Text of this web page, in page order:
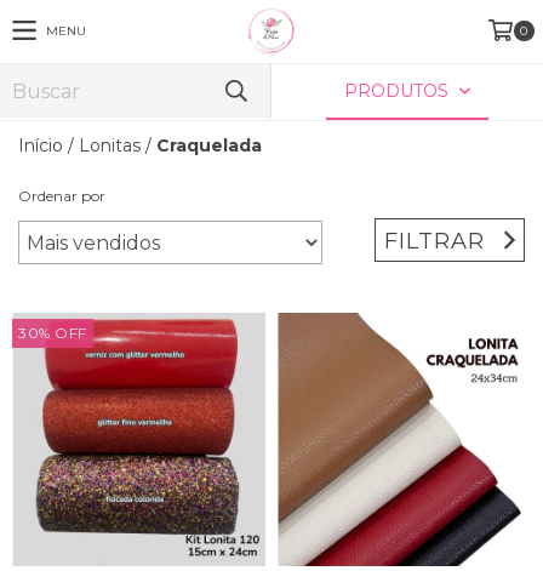
MENU 0
PRODUTOS
Início / Lonitas / Craquelada
Ordenar por
FILTRAR
30% OFF